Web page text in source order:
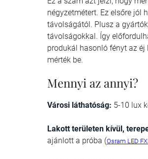
négyzetmétert. Ez elsőre jól
távolságától. Plusz a
távolságokkal. Így
produkál hasonló fényt az éj
mérték be.
Mennyi az annyi?
Városi láthatóság: 5-10 lux
Lakott területen kívül,
ajánlott a próba (Osram LED